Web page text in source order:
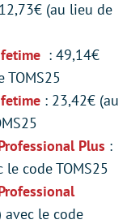
(au lieu de
: 49,14€
TOMS25
: 23,42€ (au
Plus :
code TOMS25
le code